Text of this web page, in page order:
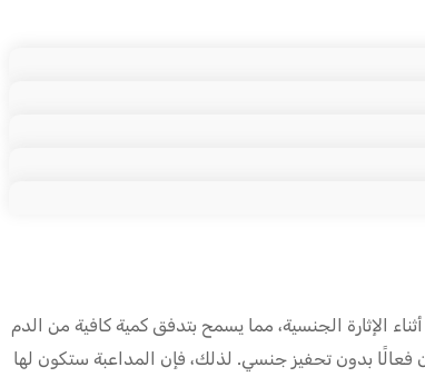
الإثارة الجنسية، مما يسمح بتدفق كمية كافية من الدم
فعالًا بدون تحفيز جنسي. لذلك، فإن المداعبة ستكون لها